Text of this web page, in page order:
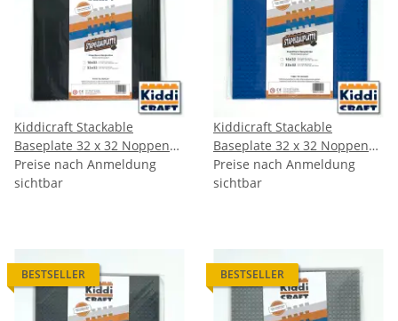
Kiddicraft Stackable
Baseplate 32 x 32 Noppen
(25,5 x 25,5cm) Schwarz
Preise nach Anmeldung
sichtbar
Kiddicraft Stackable
Baseplate 32 x 32 Noppen
(25,5 x 25,5cm) Blau
Preise nach Anmeldung
sichtbar
BESTSELLER BESTSELLER